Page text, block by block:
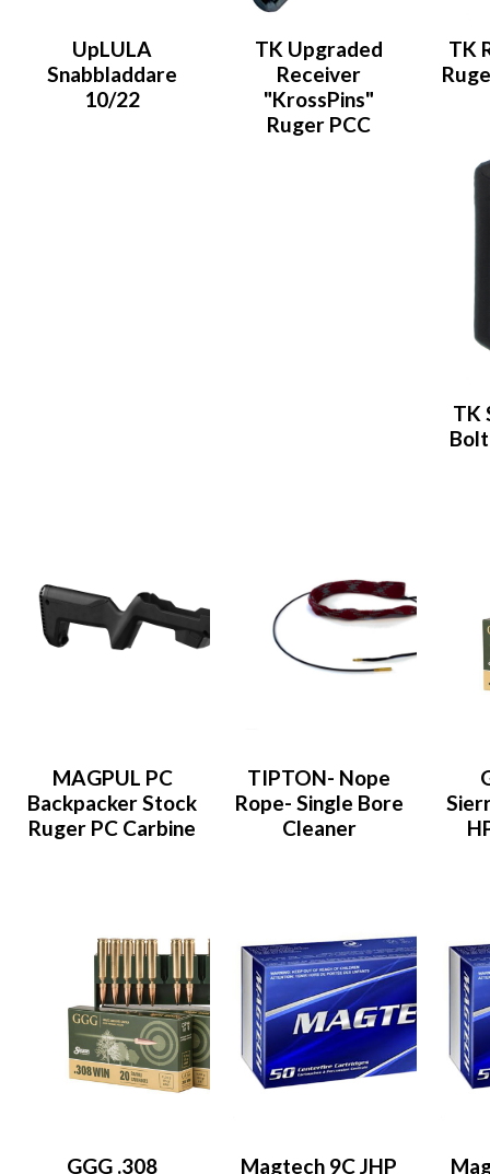
UpLULA
Snabbladdare
10/22
TK Upgraded
Receiver
"KrossPins"
Ruger PCC
TK
TK
MAGPUL PC
Backpacker Stock
Ruger PC Carbine
TIPTON- Nope
Rope- Single Bore
Cleaner
GGG .308 Magtech 9C JHP